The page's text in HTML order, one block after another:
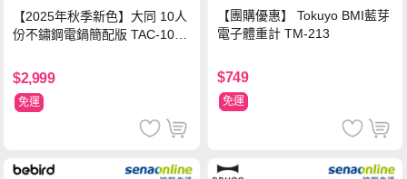
【2025年秋季新色】大同 10人
份不鏽鋼電鍋簡配版 TAC-10L-
$2,999
免運
【團購優惠】 Tokuyo BMI藍芽
電子體重計 TM-213
$749
免運